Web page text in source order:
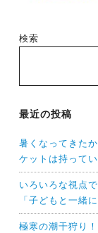
検索
最近の投稿
暑くなってきた
ケットは持って
いろいろな視点
「子どもと一緒
極寒の潮干狩り